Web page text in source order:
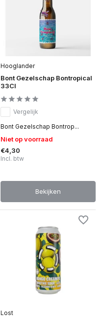
Hooglander
Bont Gezelschap Bontropical
33Cl
Vergelijk
Bont Gezelschap Bontrop...
Niet op voorraad
€4,30
Incl. btw
Bekijken
Lost